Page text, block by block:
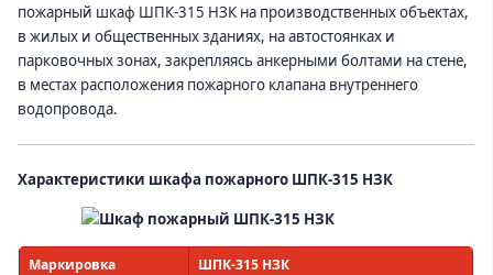
пожарный шкаф ШПК-315 НЗК на производственных объектах,
в жилых и общественных зданиях, на автостоянках и
парковочных зонах, закрепляясь анкерными болтами на стене,
в местах расположения пожарного клапана внутреннего
водопровода.
Характеристики шкафа пожарного ШПК-315 НЗК
Маркировка ШПК-315 НЗК